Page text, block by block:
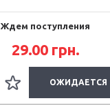
Ждем поступления
29.00грн.
ОЖИДАЕТСЯ